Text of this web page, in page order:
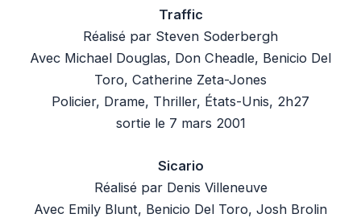
Traffic
Réalisé par Steven Soderbergh
Avec Michael Douglas, Don Cheadle, Benicio Del
Toro, Catherine Zeta-Jones
Policier, Drame, Thriller, États-Unis, 2h27
sortie le 7 mars 2001
Sicario
Réalisé par Denis Villeneuve
Avec Emily Blunt, Benicio Del Toro, Josh Brolin